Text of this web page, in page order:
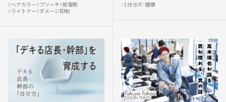
ヘアカラー ブリーチ 処理剤
ライトナー ダメージ抑制
ガ」講座｜実践編
1分ヨガ 健康